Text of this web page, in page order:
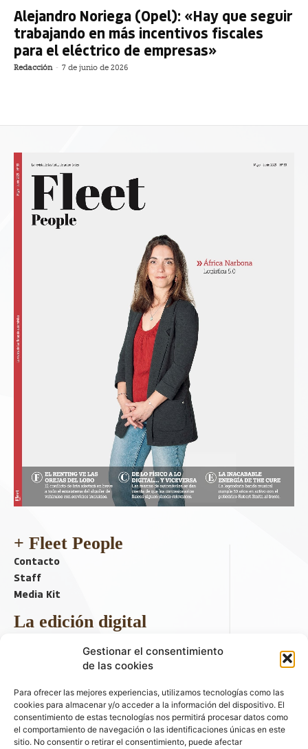
Gestionar el consentimiento
de las cookies
Para ofrecer las mejores experiencias, utilizamos tecnologías como las
cookies para almacenar y/o acceder a la información del dispositivo. El
consentimiento de estas tecnologías nos permitirá procesar datos como
el comportamiento de navegación o las identificaciones únicas en este
sitio. No consentir o retirar el consentimiento, puede afectar
Alejandro Noriega (Opel): «Hay que seguir
trabajando en más incentivos fiscales
para el eléctrico de empresas»
Redacción - 7 de junio de 2026
+ Fleet People
Contacto
Staff
Media Kit
La edición digital
Descargar último ejemplar
ir a hemeroteca
+ Contenido en redes sociales